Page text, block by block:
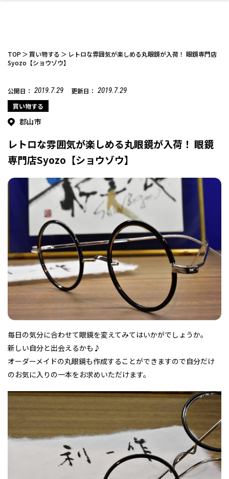
お酒 洋食 中華
和食 わんぱく 福島ローカルグル
メ
パン アジア・エスニッ
ク
テイクアウト
その他
デート・友達と ひとりで アウトドア
温泉 体験 名所
レジャー・スポー
ツ施設
その他
美容アイテム エイジングケア メンズ
フィットネス・や
せたい
鍼灸・整体・リラ
クゼーション
まつ毛サロン
脱毛 温活・サウナ 歯列矯正・審美歯
科
ファッション
スポーツ・アウト
ドア
ギフト・お土産 キッズ
インテリア 食品・酒 生活を彩るモノ
その他
保険 病院・クリニック ペット
趣味・スキルアッ
プ
保育園・こども園 子どもの習い事・
塾
幼稚園 教育 ライフイベント
リフォーム・リノ
ベーション
自治体インフォ その他
TOP 買い物する
レトロな雰囲気が楽しめる丸眼鏡が入荷！ 眼鏡専門店
Syozo【ショウゾウ】
公開日： 2019.7.29 更新日： 2019.7.29
買い物する
郡山市
レトロな雰囲気が楽しめる丸眼鏡が入荷！ 眼鏡
専門店Syozo【ショウゾウ】
毎日の気分に合わせて眼鏡を変えてみてはいかがでしょうか。
新しい自分と出会えるかも♪
オーダーメイドの丸眼鏡も作成することができますので自分だけ
のお気に入りの一本をお求めいただけます。